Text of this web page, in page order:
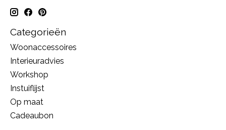
Categorieën
Woonaccessoires
Interieuradvies
Workshop
Instuiflijst
Op maat
Cadeaubon